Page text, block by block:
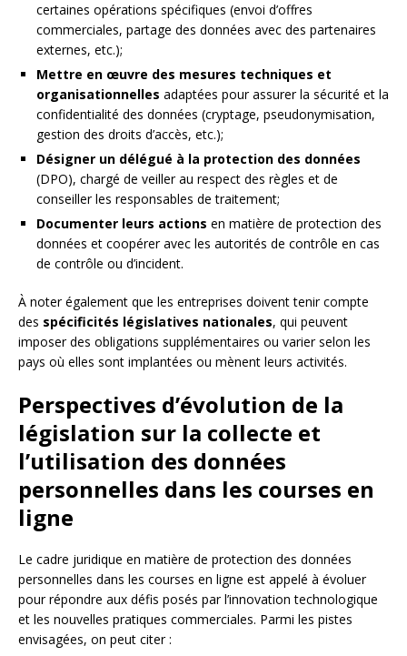
certaines opérations spécifiques (envoi d’offres
commerciales, partage des données avec des partenaires
externes, etc.);
Mettre en œuvre des mesures techniques et
organisationnelles adaptées pour assurer la sécurité et la
confidentialité des données (cryptage, pseudonymisation,
gestion des droits d’accès, etc.);
Désigner un délégué à la protection des données
(DPO), chargé de veiller au respect des règles et de
conseiller les responsables de traitement;
Documenter leurs actions en matière de protection des
données et coopérer avec les autorités de contrôle en cas
de contrôle ou d’incident.
À noter également que les entreprises doivent tenir compte
des spécificités législatives nationales, qui peuvent
imposer des obligations supplémentaires ou varier selon les
pays où elles sont implantées ou mènent leurs activités.
Perspectives d’évolution de la
législation sur la collecte et
l’utilisation des données
personnelles dans les courses en
ligne
Le cadre juridique en matière de protection des données
personnelles dans les courses en ligne est appelé à évoluer
pour répondre aux défis posés par l’innovation technologique
et les nouvelles pratiques commerciales. Parmi les pistes
envisagées, on peut citer :